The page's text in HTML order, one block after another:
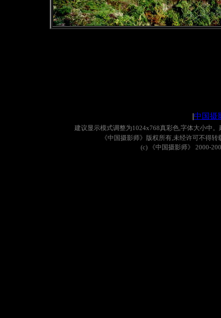
|中国摄
建议显示模式调整为1024x768真彩色,字体大小中。
《中国摄影师》版权所有,未经许可不得转
(c)
《中国摄影师》 2000-200